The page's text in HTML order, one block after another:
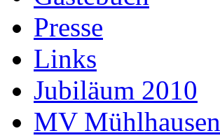
Presse
Links
Jubiläum 2010
MV Mühlhausen